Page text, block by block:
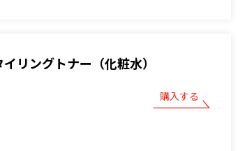
リングトナー（化粧水）
購入する